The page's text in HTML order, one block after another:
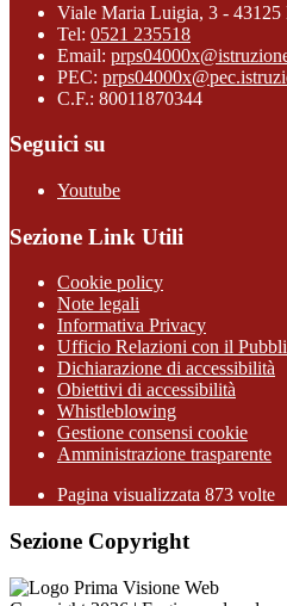
Viale Maria Luigia, 3 - 43125
Tel: 0521 235518
Email:
PEC:
C.F.: 80011870344
Seguici su
Youtube
Sezione Link Utili
Cookie policy
Note legali
Informativa Privacy
Ufficio Relazioni con il
Dichiarazione di accessibilità
Obiettivi di accessibilità
Whistleblowing
Gestione consensi cookie
Amministrazione trasparente
Pagina visualizzata 873 volte
Sezione Copyright